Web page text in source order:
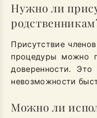
Нужно ли
Присутствие
процедуры можно
доверенности.
невозможности
Можно ли